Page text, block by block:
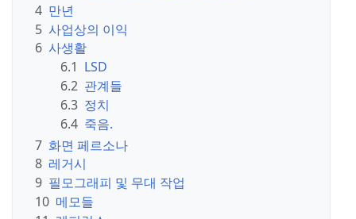
4 만년
5 사업상의 이익
6 사생활
6.1 LSD
6.2 관계들
6.3 정치
6.4 죽음.
7 화면 페르소나
8 레거시
9 필모그래피 및 무대 작업
10 메모들